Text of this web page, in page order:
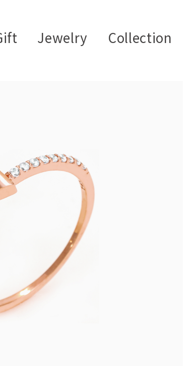
Jewelry Collection